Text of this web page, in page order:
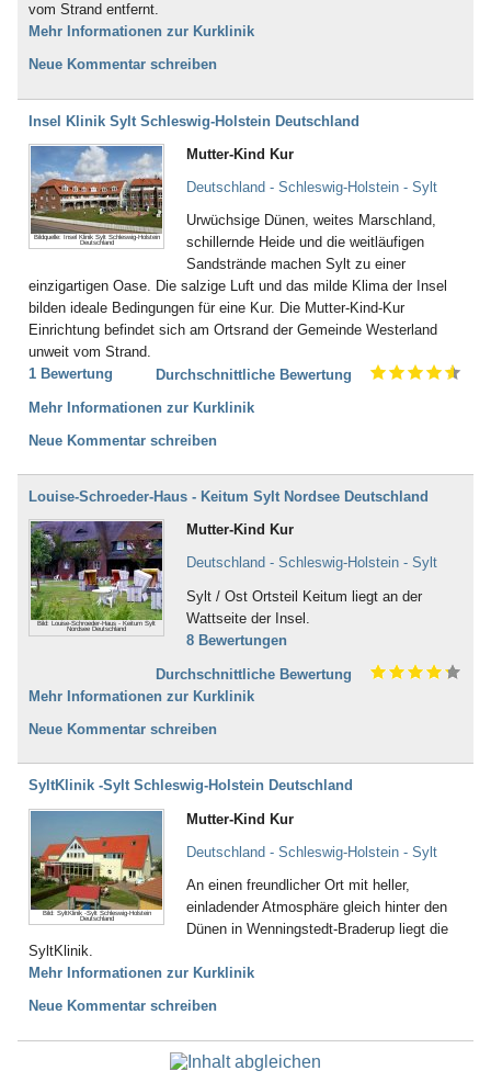
vom Strand entfernt.
Mehr Informationen zur Kurklinik
Neue Kommentar schreiben
Insel Klinik Sylt Schleswig-Holstein Deutschland
Bildquelle: Insel Klinik Sylt Schleswig-Holstein
Deutschland
Mutter-Kind Kur
Deutschland - Schleswig-Holstein - Sylt
Urwüchsige Dünen, weites Marschland,
schillernde Heide und die weitläufigen
Sandstrände machen Sylt zu einer
einzigartigen Oase. Die salzige Luft und das milde Klima der Insel
bilden ideale Bedingungen für eine Kur. Die Mutter-Kind-Kur
Einrichtung befindet sich am Ortsrand der Gemeinde Westerland
unweit vom Strand.
1 Bewertung
Durchschnittliche Bewertung
Mehr Informationen zur Kurklinik
Neue Kommentar schreiben
Louise-Schroeder-Haus - Keitum Sylt Nordsee Deutschland
Bild: Louise-Schroeder-Haus - Keitum Sylt
Nordsee Deutschland
Mutter-Kind Kur
Deutschland - Schleswig-Holstein - Sylt
Sylt / Ost Ortsteil Keitum liegt an der
Wattseite der Insel.
8 Bewertungen
Durchschnittliche Bewertung
Mehr Informationen zur Kurklinik
Neue Kommentar schreiben
SyltKlinik -Sylt Schleswig-Holstein Deutschland
Bild: SyltKlinik -Sylt Schleswig-Holstein
Deutschland
Mutter-Kind Kur
Deutschland - Schleswig-Holstein - Sylt
An einen freundlicher Ort mit heller,
einladender Atmosphäre gleich hinter den
Dünen in Wenningstedt-Braderup liegt die
SyltKlinik.
Mehr Informationen zur Kurklinik
Neue Kommentar schreiben